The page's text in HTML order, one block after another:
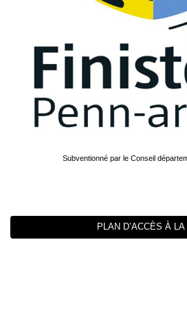
Subventionné par le Conseil
PLAN D’ACCÈS À